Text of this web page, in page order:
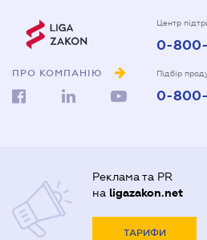
ПРО КОМПАНІЮ
Центр
0-800-
Підбір
0-800-
Реклама та PR
на ligazakon.net
ТАРИФИ